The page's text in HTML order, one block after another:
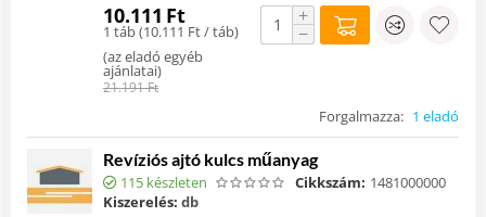
10.111 Ft
1 táb (10.111 Ft/ táb)
(az eladó egyéb
ajánlatai)
21.191Ft
+
−
Forgalmazza: 1 eladó
Revíziós ajtó kulcs műanyag
115 készleten Cikkszám: 1481000000
Kiszerelés: db